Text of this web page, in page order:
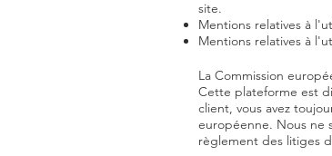
site.
Mentions relatives à
Mentions relatives à
La Commission
Cette plateforme est
client, vous avez
européenne. Nous ne
règlement des litiges